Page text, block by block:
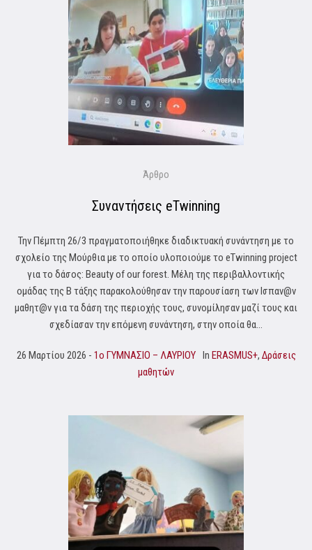
Άρθρο
Συναντήσεις eΤwinning
Την Πέμπτη 26/3 πραγματοποιήθηκε διαδικτυακή συνάντηση με το
σχολείο της Μούρθια με το οποίο υλοποιούμε το eTwinning project
για το δάσος: Beauty of our forest. Μέλη της περιβαλλοντικής
ομάδας της Β τάξης παρακολούθησαν την παρουσίαση των Ισπαν@ν
μαθητ@ν για τα δάση της περιοχής τους, συνομίλησαν μαζί τους και
σχεδίασαν την επόμενη συνάντηση, στην οποία θα...
26 Μαρτίου 2026 1o ΓΥΜΝΑΣΙΟ – ΛΑΥΡΙΟΥ In ERASMUS+, Δράσεις
μαθητών